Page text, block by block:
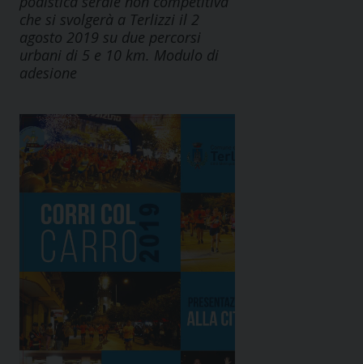
che si svolgerà a Terlizzi il 2
agosto 2019 su due percorsi
urbani di 5 e 10 km. Modulo di
adesione